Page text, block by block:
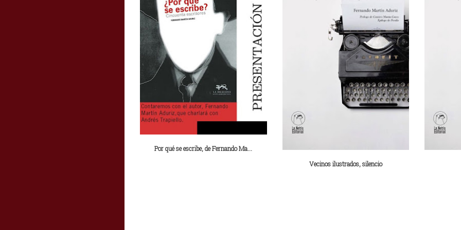
Por qué se escribe, de Fernando Ma...
Vecinos ilustrados, silencio